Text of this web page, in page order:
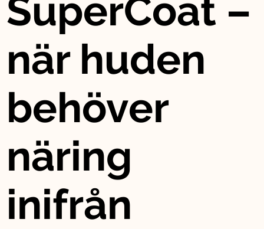
SuperCoat –
när huden
behöver
näring
inifrån